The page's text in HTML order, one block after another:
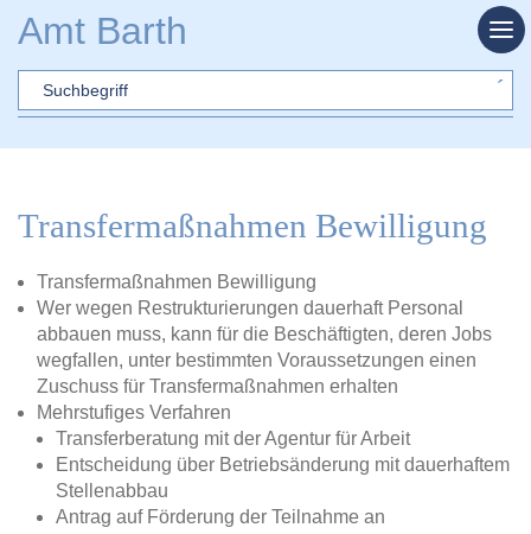
Amt Barth
Sword
Transfermaßnahmen Bewilligung
Transfermaßnahmen Bewilligung
Wer wegen Restrukturierungen dauerhaft Personal
abbauen muss, kann für die Beschäftigten, deren Jobs
wegfallen, unter bestimmten Voraussetzungen einen
Zuschuss für Transfermaßnahmen erhalten
Mehrstufiges Verfahren
Transferberatung mit der Agentur für Arbeit
Entscheidung über Betriebsänderung mit dauerhaftem
Stellenabbau
Antrag auf Förderung der Teilnahme an